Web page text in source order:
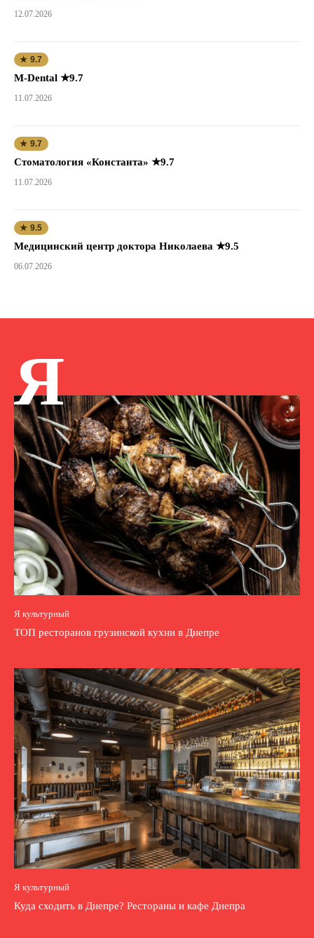
12.07.2026
★ 9.7
M-Dental ★9.7
11.07.2026
★ 9.7
Стоматология «Константа» ★9.7
11.07.2026
★ 9.5
Медицинский центр доктора Николаева ★9.5
06.07.2026
Я
Я культурный
ТОП ресторанов грузинской кухни в Днепре
Я культурный
Куда сходить в Днепре? Рестораны и кафе Днепра